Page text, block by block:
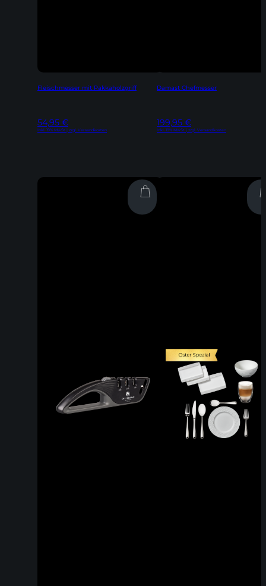
Fleischmesser mit Pakkaholzgriff
54,95 €
Inkl. 19% MwSt | zzgl. Versandkosten
Damast Chefmesser
199,95 €
Inkl. 19% MwSt | zzgl. Versandkosten